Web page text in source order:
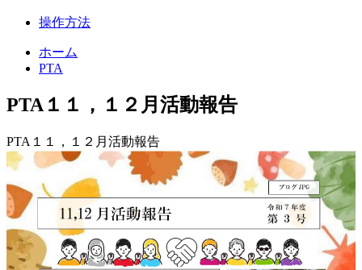
操作方法
ホーム
PTA
PTA１１，１２月活動報告
PTA１１，１２月活動報告